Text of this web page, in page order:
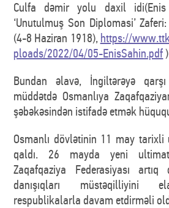
Culfa dəmir yolu daxil idi(Enis
‘Unutulmuş Son Diplomasi’
(4-8 Haziran 1918), https://
ploads/2022/04/05-EnisSahin.pdf
Bundan əlavə, İngiltərəyə
müddətdə Osmanlıya
şəbəkəsindən istifadə etmək
Osmanlı dövlətinin 11 may tarixli
qaldı. 26 mayda yeni
Zaqafqaziya Federasiyası artıq
danışıqları
respublikalarla davam etdirməli